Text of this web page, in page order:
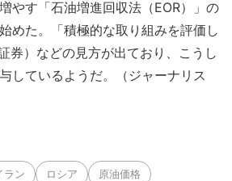
やす「石油増進回収法（EOR）」の
めた。「積極的な取り組みを評価し
券）などの見方が出ており、こうし
しているようだ。（ジャーナリス
ラン ロシア 原油価格